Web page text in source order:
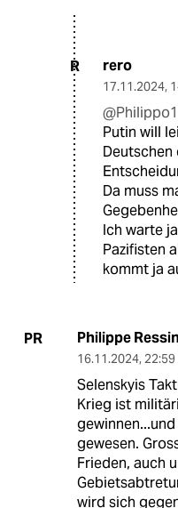
R rero
17.11.2024,
Putin will
Deutschen
Da muss
Ich warte
Pazifisten
kommt ja
PR Philippe
16.11.2024,
Selenskyis
Krieg ist
gewesen.
Frieden, auch
wird sich